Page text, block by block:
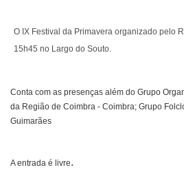
O IX Festival da Primavera organizado pelo
15h45 no Largo do Souto.
Conta com as presenças além do Grupo
da Região de Coimbra - Coimbra; Grupo
Guimarães
A entrada é livre.